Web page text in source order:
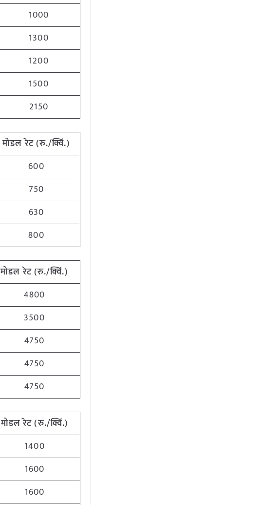
1000
1300
1200
1500
2150
मोडल रेट (रु./क्विं.)
600
750
630
800
मोडल रेट (रु./क्विं.)
4800
3500
4750
4750
4750
मोडल रेट (रु./क्विं.)
1400
1600
1600